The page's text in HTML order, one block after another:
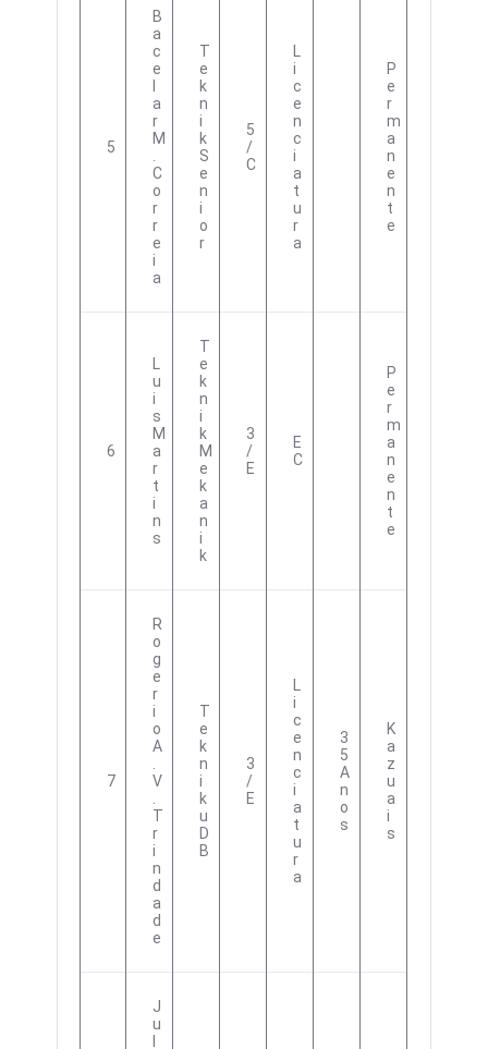
5
B
A
C
E
A
R
M
C
O
R
R
E
I
A
T
E
K
N
I
K
S
E
N
I
O
R
5
/
C
I
C
E
N
C
I
A
T
U
R
A
P
E
R
M
A
N
E
N
T
E
6
U
I
S
M
A
R
T
I
N
S
T
E
K
N
I
K
M
E
K
A
N
I
K
3
/
E
E
C
P
E
R
M
A
N
E
N
T
E
7
R
O
G
E
R
I
O
A
V
T
R
I
N
D
A
D
E
T
E
K
N
I
K
U
D
B
3
/
E
I
C
E
N
C
I
A
T
U
R
A
3
5
A
N
O
S
K
A
Z
U
A
I
S
J
U